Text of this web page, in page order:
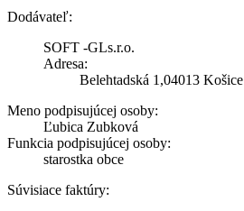
Dodávateľ:
SOFT -GLs.r.o.
Adresa:
Belehtadská 1,04013 Košice
Meno podpisujúcej osoby:
Ľubica Zubková
Funkcia podpisujúcej osoby:
starostka obce
Súvisiace faktúry: